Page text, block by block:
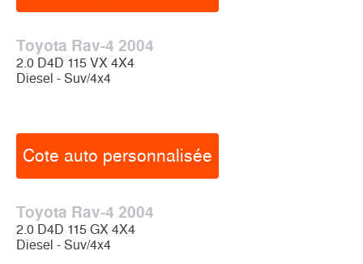
Toyota Rav-4 2004
2.0 D4D 115 VX 4X4
Diesel - Suv/4x4
Cote auto personnalisée
Toyota Rav-4 2004
2.0 D4D 115 GX 4X4
Diesel - Suv/4x4